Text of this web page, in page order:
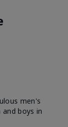
men's
boys in